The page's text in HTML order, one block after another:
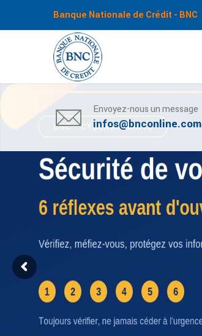
Banque Nationale de Crédit - BNC
Envoyez-nous un message
infos@bnconline.com